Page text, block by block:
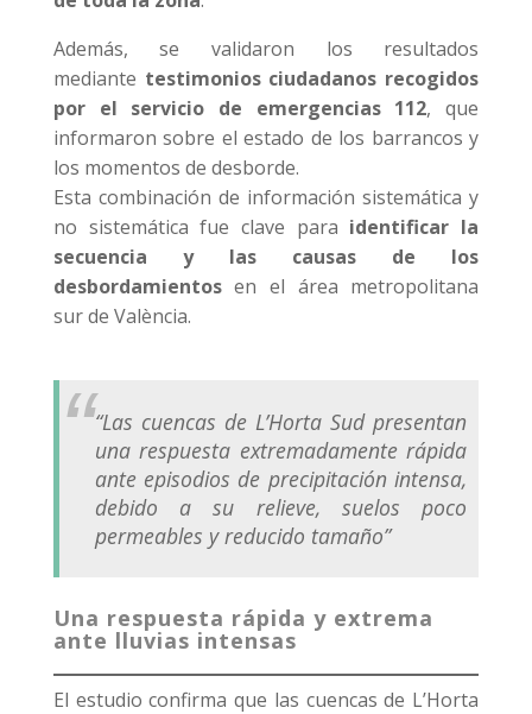
Además, se validaron los resultados
mediante testimonios ciudadanos recogidos
por el servicio de emergencias 112, que
informaron sobre el estado de los barrancos y
los momentos de desborde.
Esta combinación de información sistemática y
no sistemática fue clave para identificar la
secuencia y las causas de los
desbordamientosen el área metropolitana
sur de València.
“Las cuencas de L’Horta Sud presentan
una respuesta extremadamente rápida
ante episodios de precipitación intensa,
debido a su relieve, suelos poco
permeables y reducido tamaño”
Una respuesta rápida y extrema
ante lluvias intensas
El estudio confirma que las cuencas de L’Horta